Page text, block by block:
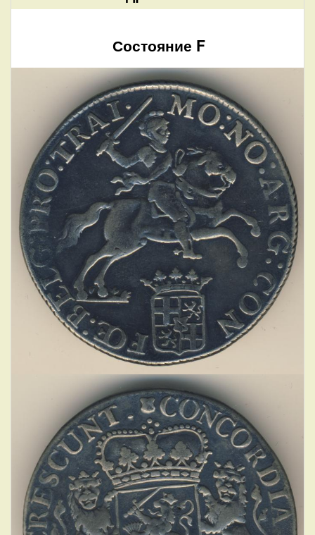
Состояние F